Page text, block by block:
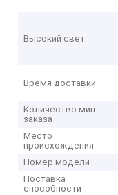
Высокий свет
Время доставки
Количество мин
заказа
Место
происхождения
Номер модели
Поставка
способности